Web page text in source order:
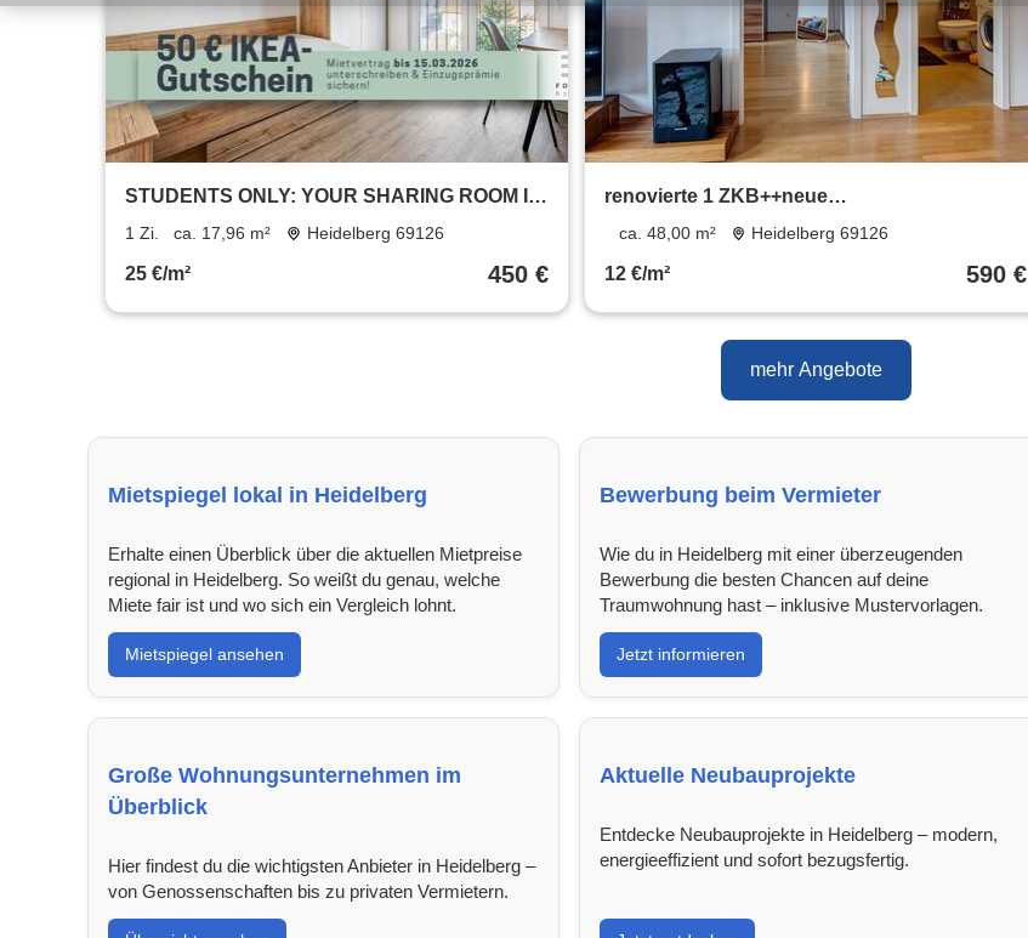
STUDENTS ONLY: YOUR SHARING ROOM IN
A 2-ROOM APARTMENT: Furnished student
1 Zi. ca. 17,96 m² Heidelberg 69126
25 €/m² 450 €
renovierte 1 ZKB++neue
Einbauküche+++Parkett++TG
ca. 48,00 m² Heidelberg 69126
12 €/m² 590 €
mehr Angebote
Mietspiegel lokal in Heidelberg
Erhalte einen Überblick über die aktuellen Mietpreise
regional in Heidelberg. So weißt du genau, welche
Miete fair ist und wo sich ein Vergleich lohnt.
Mietspiegel ansehen
Bewerbung beim Vermieter
Wie du in Heidelberg mit einer überzeugenden
Bewerbung die besten Chancen auf deine
Traumwohnung hast – inklusive Mustervorlagen.
Jetzt informieren
Große Wohnungsunternehmen im
Überblick
Hier findest du die wichtigsten Anbieter in Heidelberg –
von Genossenschaften bis zu privaten Vermietern.
Aktuelle Neubauprojekte
Entdecke Neubauprojekte in Heidelberg – modern,
energieeffizient und sofort bezugsfertig.